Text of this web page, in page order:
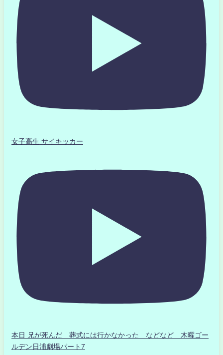
女子高生 サイキッカー
本日 兄が死んだ 葬式には行かなかった などなど 木曜ゴー
ルデン日浦劇場パート7